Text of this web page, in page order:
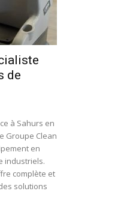
de
à Sahurs en
Groupe Clean
en
industriels.
complète et
solutions